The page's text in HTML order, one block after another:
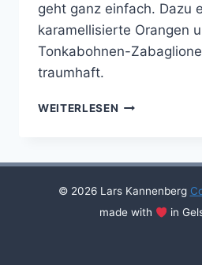
geht ganz einfach. Dazu
karamellisierte Orangen
Tonkabohnen-
traumhaft.
WEITERLESEN ERDBEEREIS
ZABAGLIONE
© 2026 Lars Kannenberg
made with
in